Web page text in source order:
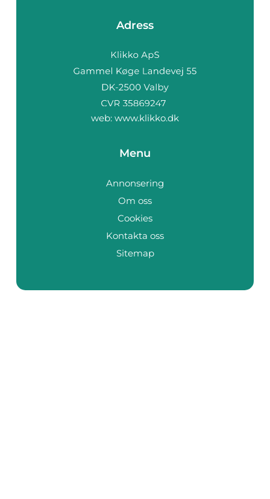
Adress
web: www.klikko.dk
Menu
Annonsering
Om oss
Cookies
Kontakta oss
Sitemap